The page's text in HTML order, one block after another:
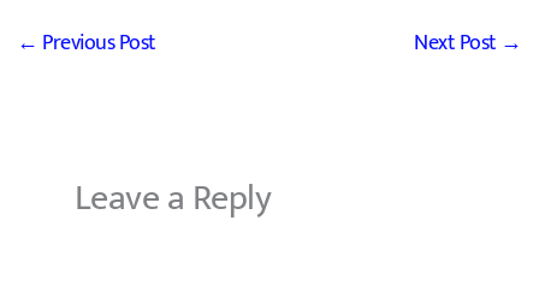
← Previous Post Next Post →
Leave a Reply